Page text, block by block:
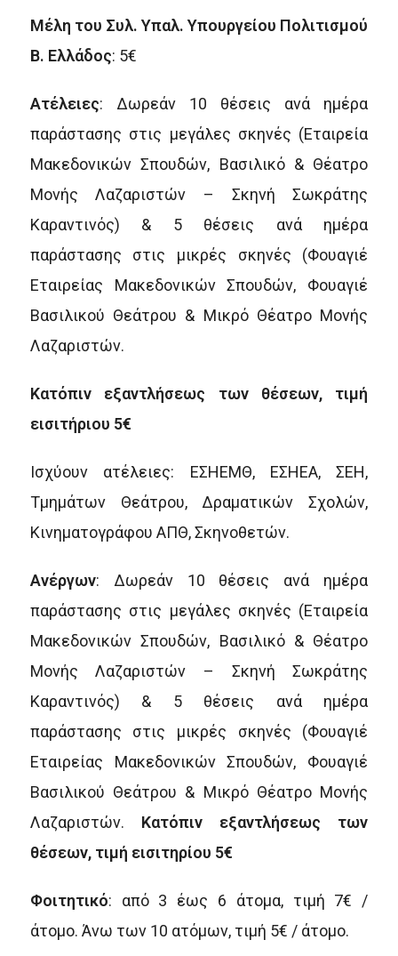
Μέλη του Συλ. Υπαλ. Υπουργείου Πολιτισμού
Β. Ελλάδος: 5€
Ατέλειες: Δωρεάν 10 θέσεις ανά ημέρα
παράστασης στις μεγάλες σκηνές (Εταιρεία
Μακεδονικών Σπουδών, Βασιλικό & Θέατρο
Μονής Λαζαριστών – Σκηνή Σωκράτης
Καραντινός) & 5 θέσεις ανά ημέρα
παράστασης στις μικρές σκηνές (Φουαγιέ
Εταιρείας Μακεδονικών Σπουδών, Φουαγιέ
Βασιλικού Θεάτρου & Μικρό Θέατρο Μονής
Λαζαριστών.
Κατόπιν εξαντλήσεως των θέσεων, τιμή
εισιτήριου 5€
Ισχύουν ατέλειες: ΕΣΗΕΜΘ, ΕΣΗΕΑ, ΣΕΗ,
Τμημάτων Θεάτρου, Δραματικών Σχολών,
Κινηματογράφου ΑΠΘ, Σκηνοθετών.
Ανέργων: Δωρεάν 10 θέσεις ανά ημέρα
παράστασης στις μεγάλες σκηνές (Εταιρεία
Μακεδονικών Σπουδών, Βασιλικό & Θέατρο
Μονής Λαζαριστών – Σκηνή Σωκράτης
Καραντινός) & 5 θέσεις ανά ημέρα
παράστασης στις μικρές σκηνές (Φουαγιέ
Εταιρείας Μακεδονικών Σπουδών, Φουαγιέ
Βασιλικού Θεάτρου & Μικρό Θέατρο Μονής
Λαζαριστών. Κατόπιν εξαντλήσεως των
θέσεων, τιμή εισιτηρίου 5€
Φοιτητικό: από 3 έως 6 άτομα, τιμή 7€ /
άτομο. Άνω των 10 ατόμων, τιμή 5€ / άτομο.